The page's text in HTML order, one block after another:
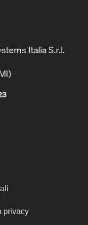
Italia S.r.l.
privacy